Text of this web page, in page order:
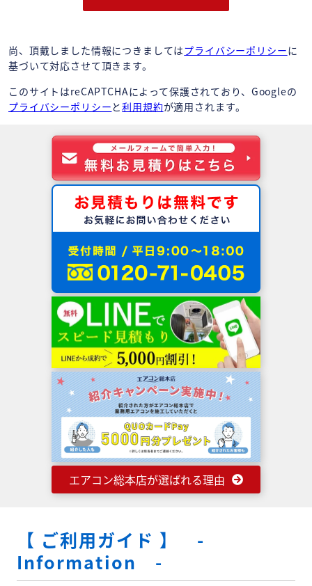
尚、頂戴しました情報につきましてはプライバシーポリシーに
基づいて対応させて頂きます。
このサイトはreCAPTCHAによって保護されており、Googleの
プライバシーポリシー と利用規約が適用されます。
エアコン総本店が選ばれる理由
【 ご利用ガイド 】 -
Information -